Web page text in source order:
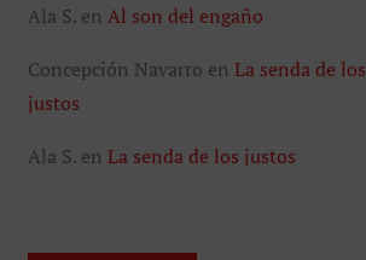
Ala S. en Al son del engaño
Concepción Navarro en La senda de los
justos
Ala S. en La senda de los justos